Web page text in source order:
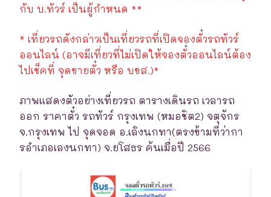
กับ บ.ทัวร์ เป็นผู้กำหนด **
* เที่ยวรถดังกล่าวเป็นเที่ยวรถที่เปิดจองตั๋วรถทัวร์
ออนไลน์ (อาจมีเที่ยวที่ไม่เปิดให้จองตั๋วออนไลน์ต้อง
ไปเช็คที่ จุดขายตั๋ว หรือ บขส.)*
ภาพแสดงตัวอย่างเที่ยวรถ ตารางเดินรถ เวลารถ
ออก ราคาตั๋ว รถทัวร์ กรุงเทพ (หมอชิต2) จตุจักร
จ.กรุงเทพ ไป จุดจอด อ.เลิงนกทา(ตรงข้ามที่ว่ากา
รอำเภอเลงนกทา) จ.ยโสธร ค้นเมื่อปี 2566